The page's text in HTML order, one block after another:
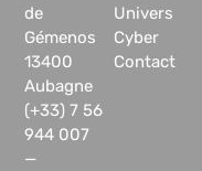
Univers
Cyber
Contact
de
Gémenos
13400
Aubagne
(+33) 7 56
944 007
—